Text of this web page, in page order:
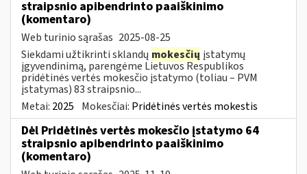
straipsnio apibendrinto paaiškinimo
(komentaro)
Web turinio sąrašas 2025-08-25
Siekdami užtikrinti sklandų mokesčių įstatymų
įgyvendinimą, parengėme Lietuvos Respublikos
pridėtinės vertės mokesčio įstatymo (toliau – PVM
įstatymas) 83 straipsnio...
Metai: 2025 Mokesčiai: Pridėtinės vertės mokestis
Dėl Pridėtinės vertės mokesčio įstatymo 64
straipsnio apibendrinto paaiškinimo
(komentaro)